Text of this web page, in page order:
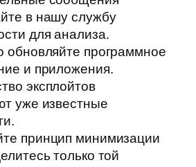
в нашу службу
для анализа.
обновляйте программное
и приложения.
эксплойтов
уже известные
принцип минимизации
только той